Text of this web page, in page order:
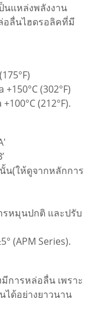
นแหล่งพลังงาน
ลื่นไฮดรอลิคที่มี
(302°F)
(212°F).
น(ให้ดูจากหลักการ
รหมุนปกติ และปรับ
(APM Series).
การหล่อลื่น เพราะ
ได้อย่างยาวนาน